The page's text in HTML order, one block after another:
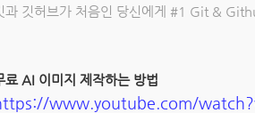
과 깃허브가 처음인 당신에게 #1 Git &
료 AI 이미지 제작하는 방법
www.youtube.com/